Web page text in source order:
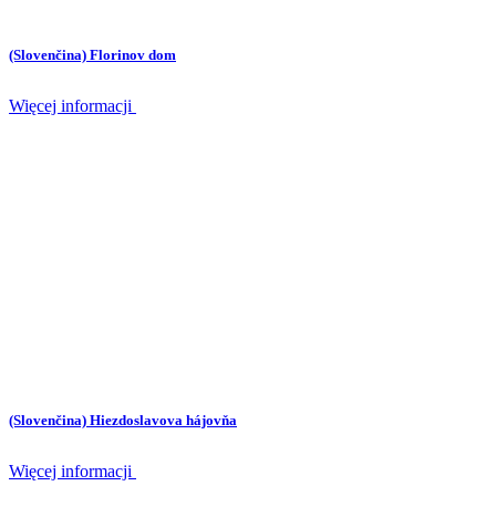
(Slovenčina) Florinov dom
Więcej informacji
(Slovenčina) Hiezdoslavova hájovňa
Więcej informacji